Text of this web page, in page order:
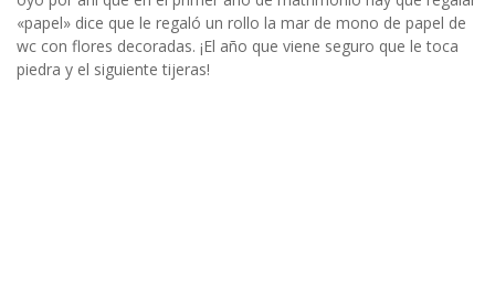
«papel» dice que le regaló un rollo la mar de mono de papel de
wc con flores decoradas. ¡El año que viene seguro que le toca
piedra y el siguiente tijeras!